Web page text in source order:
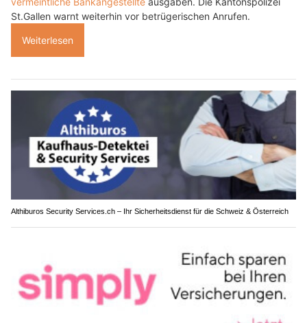
St.Gallen warnt weiterhin vor betrügerischen Anrufen.
Weiterlesen
Althiburos Security Services.ch – Ihr Sicherheitsdienst für die Schweiz & Österreich